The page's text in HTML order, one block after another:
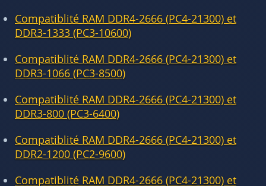
Compatiblité RAM DDR4-2666 (PC4-21300) et
DDR3-1333 (PC3-10600)
Compatiblité RAM DDR4-2666 (PC4-21300) et
DDR3-1066 (PC3-8500)
Compatiblité RAM DDR4-2666 (PC4-21300) et
DDR3-800 (PC3-6400)
Compatiblité RAM DDR4-2666 (PC4-21300) et
DDR2-1200 (PC2-9600)
Compatiblité RAM DDR4-2666 (PC4-21300) et